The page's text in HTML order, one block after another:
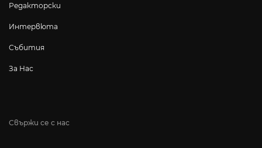
Свържи се с нас
Редакторски
Интервюта
Събития
За Нас